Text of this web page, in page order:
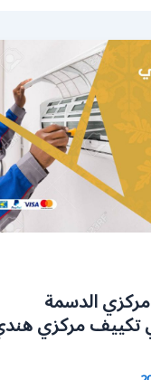
الدسمة
فني تكييف مركزي